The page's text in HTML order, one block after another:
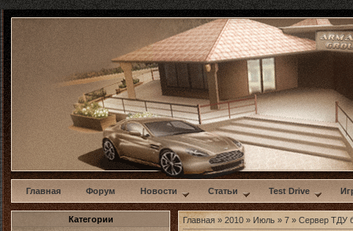
w
Главная Форум Новости Статьи Test Drive
Категории
Главная » 2010 » Июль » 7 » Сервер ТДУ